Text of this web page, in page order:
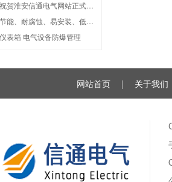
表箱 电气设备防爆管理
网站首页 | 关于我们